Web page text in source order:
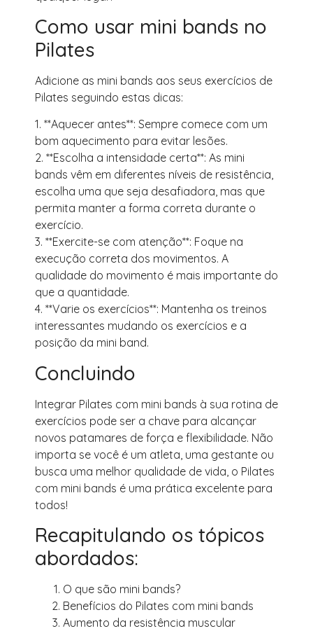
Como usar mini bands no
Pilates
Adicione as mini bands aos seus exercícios de
Pilates seguindo estas dicas:
1. **Aquecer antes**: Sempre comece com um
bom aquecimento para evitar lesões.
2. **Escolha a intensidade certa**: As mini
bands vêm em diferentes níveis de resistência,
escolha uma que seja desafiadora, mas que
permita manter a forma correta durante o
exercício.
3. **Exercite-se com atenção**: Foque na
execução correta dos movimentos. A
qualidade do movimento é mais importante do
que a quantidade.
4. **Varie os exercícios**: Mantenha os treinos
interessantes mudando os exercícios e a
posição da mini band.
Concluindo
Integrar Pilates com mini bands à sua rotina de
exercícios pode ser a chave para alcançar
novos patamares de força e flexibilidade. Não
importa se você é um atleta, uma gestante ou
busca uma melhor qualidade de vida, o Pilates
com mini bands é uma prática excelente para
todos!
Recapitulando os tópicos
abordados:
O que são mini bands?
Benefícios do Pilates com mini bands
Aumento da resistência muscular